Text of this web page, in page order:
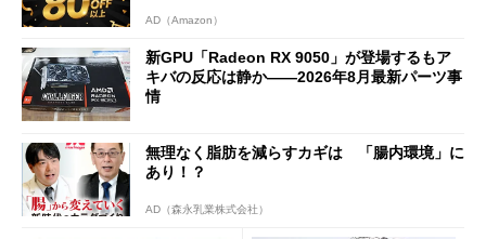
AD（Amazon）
新GPU「Radeon RX 9050」が登場するもア
キバの反応は静か――2026年8月最新パーツ事
情
無理なく脂肪を減らすカギは 「腸内環境」に
あり！？
AD（森永乳業株式会社）